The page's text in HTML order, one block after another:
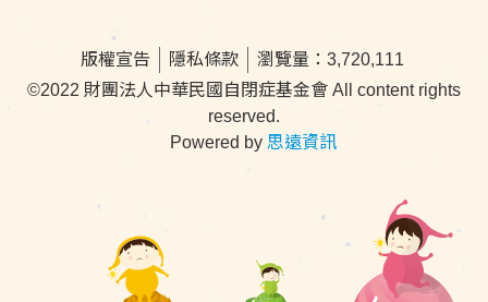
版權宣告 隱私條款
瀏覽量：3,720,111
©2022 財團法人中華民國自閉症基金會 All content rights
reserved.
Powered by 思遠資訊